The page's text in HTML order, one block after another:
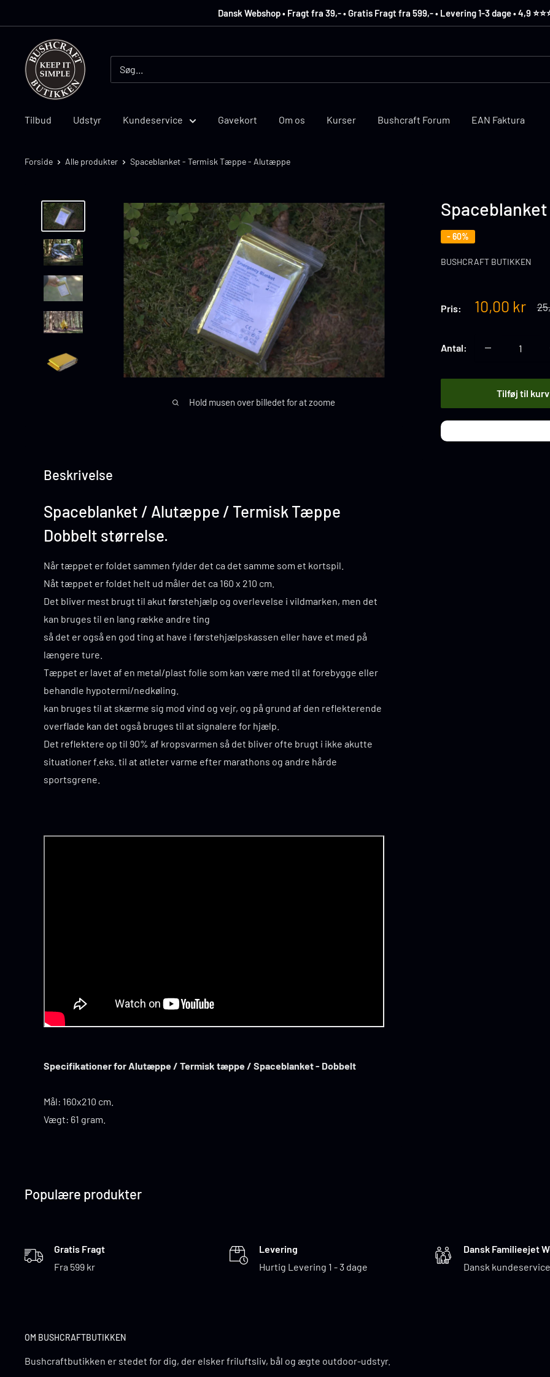
Dansk Webshop • Fragt fra 39,- • Gratis Fragt fra 599,- • Levering 1-3 dage • 4,9
Bushcraft
Butikken
Tilbud Udstyr Kundeservice Gavekort Om os Kurser Bushcraft Forum EAN Faktura
Forside Alle produkter Spaceblanket - Termisk Tæppe - Alutæppe
Hold musen over billedet for at zoome
- 60%
BUSHCRAFT BUTIKKEN
Pris:
Tilbuds
10,00 kr
Antal:
Tilføj til kurv
Beskrivelse
Spaceblanket / Alutæppe / Termisk Tæppe
Dobbelt størrelse.
Når tæppet er foldet sammen fylder det ca det samme som et kortspil.
Nåt tæppet er foldet helt ud måler det ca 160 x 210 cm.
Det bliver mest brugt til akut førstehjælp og overlevelse i vildmarken, men det
kan bruges til en lang række andre ting
så det er også en god ting at have i førstehjælpskassen eller have et med på
længere ture.
Tæppet er lavet af en metal/plast folie som kan være med til at forebygge eller
behandle hypotermi/nedkøling.
kan bruges til at skærme sig mod vind og vejr, og på grund af den reflekterende
overflade kan det også bruges til at signalere for hjælp.
Det reflektere op til 90% af kropsvarmen så det bliver ofte brugt i ikke akutte
situationer f.eks. til at atleter varme efter marathons og andre hårde
sportsgrene.
Specifikationer for Alutæppe / Termisk tæppe / Spaceblanket - Dobbelt
Mål: 160x210 cm.
Vægt: 61 gram.
Populære produkter
Gratis Fragt
Fra 599 kr
Levering
Hurtig Levering 1 - 3 dage
Dansk Familieejet
Dansk kundeservice
OM BUSHCRAFTBUTIKKEN
Bushcraftbutikken er stedet for dig, der elsker friluftsliv, bål og ægte outdoor-udstyr.